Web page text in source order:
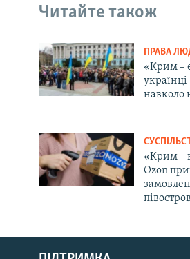
Русский
Читайте також
ПРАВА
«Крим –
навколо
«Крим –
Ozon